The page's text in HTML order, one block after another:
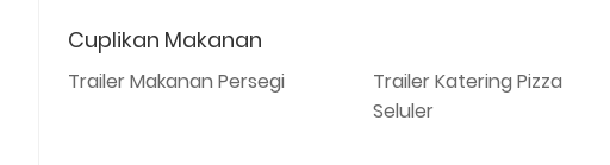
Cuplikan Makanan
Trailer Makanan Persegi
Trailer Katering Pizza
Seluler